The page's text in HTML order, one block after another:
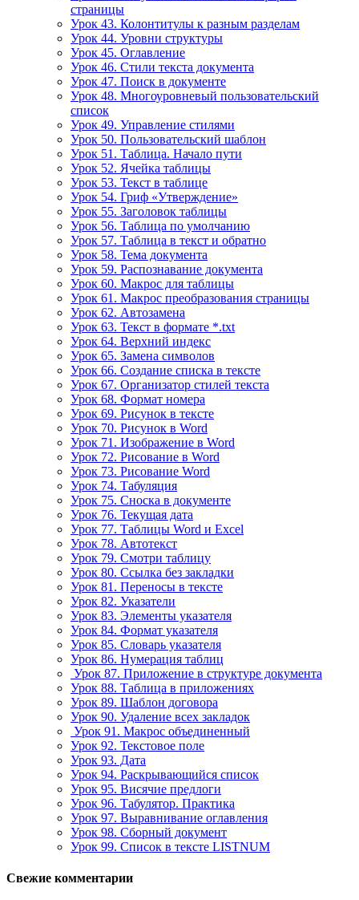
страницы
Урок 43. Колонтитулы к разным разделам
Урок 44. Уровни структуры
Урок 45. Оглавление
Урок 46. Стили текста документа
Урок 47. Поиск в документе
Урок 48. Многоуровневый пользовательский
список
Урок 49. Управление стилями
Урок 50. Пользовательский шаблон
Урок 51. Таблица. Начало пути
Урок 52. Ячейка таблицы
Урок 53. Текст в таблице
Урок 54. Гриф «Утверждение»
Урок 55. Заголовок таблицы
Урок 56. Таблица по умолчанию
Урок 57. Таблица в текст и обратно
Урок 58. Тема документа
Урок 59. Распознавание документа
Урок 60. Макрос для таблицы
Урок 61. Макрос преобразования страницы
Урок 62. Автозамена
Урок 63. Текст в формате *.txt
Урок 64. Верхний индекс
Урок 65. Замена символов
Урок 66. Создание списка в тексте
Урок 67. Организатор стилей текста
Урок 68. Формат номера
Урок 69. Рисунок в тексте
Урок 70. Рисунок в Word
Урок 71. Изображение в Word
Урок 72. Рисование в Word
Урок 73. Рисование Word
Урок 74. Табуляция
Урок 75. Сноска в документе
Урок 76. Текущая дата
Урок 77. Таблицы Word и Excel
Урок 78. Автотекст
Урок 79. Смотри таблицу
Урок 80. Ссылка без закладки
Урок 81. Переносы в тексте
Урок 82. Указатели
Урок 83. Элементы указателя
Урок 84. Формат указателя
Урок 85. Словарь указателя
Урок 86. Нумерация таблиц
Урок 87. Приложение в структуре документа
Урок 88. Таблица в приложениях
Урок 89. Шаблон договора
Урок 90. Удаление всех закладок
Урок 91. Макрос объединенный
Урок 92. Текстовое поле
Урок 93. Дата
Урок 94. Раскрывающийся список
Урок 95. Висячие предлоги
Урок 96. Табулятор. Практика
Урок 97. Выравнивание оглавления
Урок 98. Сборный документ
Урок 99. Список в тексте LISTNUM
Свежие комментарии